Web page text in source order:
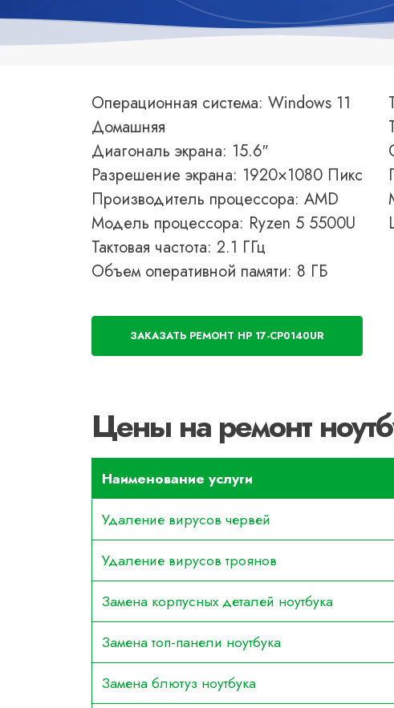
Операционная система: Windows 11
Домашняя
Диагональ экрана: 15.6″
Разрешение экрана: 1920×1080 Пикс
Производитель процессора: AMD
Модель процессора: Ryzen 5 5500U
Тактовая частота: 2.1 ГГц
Объем оперативной памяти: 8 ГБ
ЗАКАЗАТЬ РЕМОНТ HP 17-CP0140UR
Цены на ремонт
Наименование услуги
Удаление вирусов червей
Удаление вирусов троянов
Замена корпусных деталей ноутбука
Замена топ-панели ноутбука
Замена блютуз ноутбука